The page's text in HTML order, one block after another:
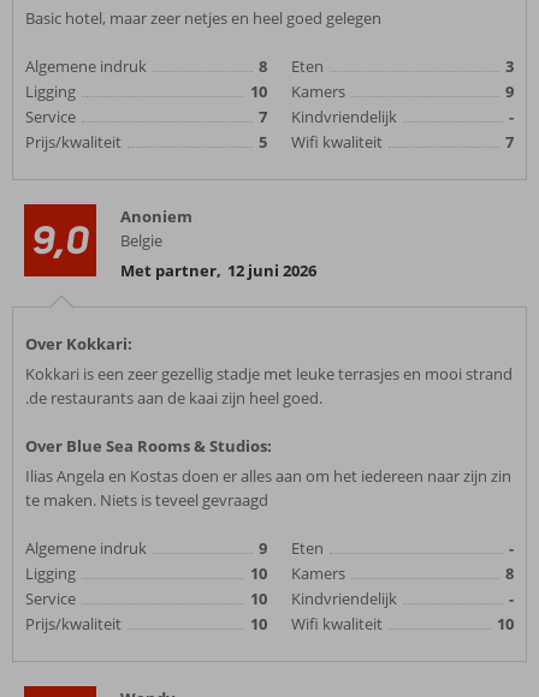
Basic hotel, maar zeer netjes en heel goed gelegen
Algemene indruk
8
Ligging
10
Service
7
Prijs/kwaliteit
5
Eten
3
Kamers
9
Kindvriendelijk
-
Wifi kwaliteit
7
9,0
Anoniem
Belgie
Met partner, 12 juni 2026
Over Kokkari:
Kokkari is een zeer gezellig stadje met leuke terrasjes en mooi strand
.de restaurants aan de kaai zijn heel goed.
Over Blue Sea Rooms & Studios:
Ilias Angela en Kostas doen er alles aan om het iedereen naar zijn zin
te maken. Niets is teveel gevraagd
Algemene indruk
9
Ligging
10
Service
10
Prijs/kwaliteit
10
Eten
-
Kamers
8
Kindvriendelijk
-
Wifi kwaliteit
10